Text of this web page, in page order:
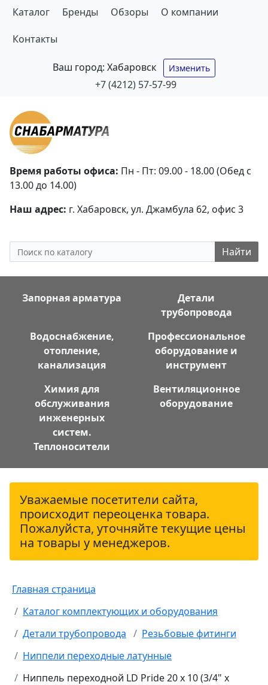
Каталог Бренды Обзоры О компании
Контакты
Ваш город: Хабаровск Изменить
+7 (4212) 57-57-99
Время работы офиса: Пн - Пт: 09.00 - 18.00 (Обед с
13.00 до 14.00)
Наш адрес: г. Хабаровск, ул. Джамбула 62, офис 3
Найти
Запорная арматура
Детали
трубопровода
Водоснабжение,
отопление,
канализация
Профессиональное
оборудование и
инструмент
Химия для
обслуживания
инженерных
систем.
Теплоносители
Вентиляционное
оборудование
Уважаемые посетители сайта,
происходит переоценка товара.
Пожалуйста, уточняйте текущие цены
на товары у менеджеров.
Главная страница
Каталог комплектующих и оборудования
Детали трубопровода
Резьбовые фитинги
Ниппели переходные латунные
Ниппель переходной LD Pride 20 х 10 (3/4" х